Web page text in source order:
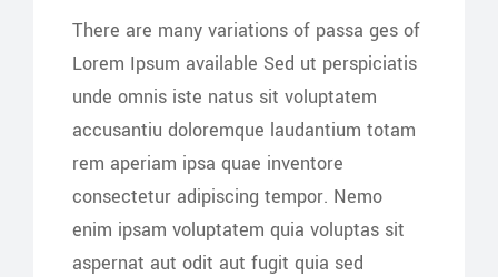
There are many variations of passa ges of
Lorem Ipsum available Sed ut perspiciatis
unde omnis iste natus sit voluptatem
accusantiu doloremque laudantium totam
rem aperiam ipsa quae inventore
consectetur adipiscing tempor. Nemo
enim ipsam voluptatem quia voluptas sit
aspernat aut odit aut fugit quia sed